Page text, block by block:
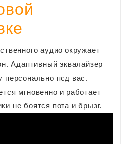
аудио окружает
Адаптивный эквалайзер
персонально под вас.
мгновенно и работает
не боятся пота и брызг.